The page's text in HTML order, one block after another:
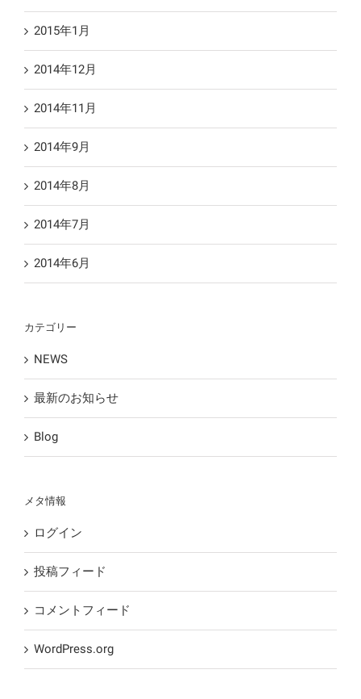
2015年1月
2014年12月
2014年11月
2014年9月
2014年8月
2014年7月
2014年6月
カテゴリー
NEWS
最新のお知らせ
Blog
メタ情報
ログイン
投稿フィード
コメントフィード
WordPress.org